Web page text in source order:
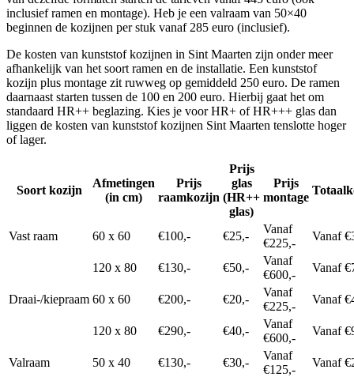
inclusief ramen en montage). Heb je een valraam van 50×40
beginnen de kozijnen per stuk vanaf 285 euro (inclusief).
De kosten van kunststof kozijnen in Sint Maarten zijn onder meer
afhankelijk van het soort ramen en de installatie. Een kunststof
kozijn plus montage zit ruwweg op gemiddeld 250 euro. De ramen
daarnaast starten tussen de 100 en 200 euro. Hierbij gaat het om
standaard HR++ beglazing. Kies je voor HR+ of HR+++ glas dan
liggen de kosten van kunststof kozijnen Sint Maarten tenslotte hoger
of lager.
Soort kozijn
Afmetingen
(in cm)
Prijs
raamkozijn
Prijs
glas
(HR++
glas)
Prijs
montage
Vast raam 60 x 60 €100,- €25,-
Vanaf
€225,-
Vanaf
120 x 80 €130,- €50,-
Vanaf
€600,-
Vanaf
Draai-/kiepraam 60 x 60 €200,- €20,-
Vanaf
€225,-
Vanaf
120 x 80 €290,- €40,-
Vanaf
€600,-
Vanaf
Valraam 50 x 40 €130,- €30,-
Vanaf
€125,-
Vanaf